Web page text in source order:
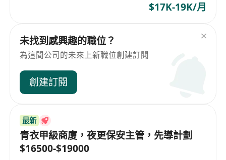
$17K-19K/月
未找到感興趣的職位？
為這間公司的未來上新職位創建訂閱
創建訂閱
最新
青衣甲級商廈，夜更保安主管，先導計劃
$16500-$19000